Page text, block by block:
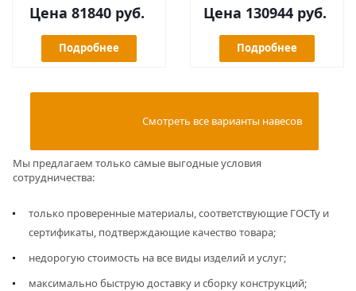
Цена 81840 руб.
Подробнее
Цена 130944 руб.
Подробнее
Мы предлагаем только самые выгодные условия
сотрудничества:
только проверенные материалы, соответствующие ГОСТу и
сертификаты, подтверждающие качество товара;
недорогую стоимость на все виды изделий и услуг;
максимально быструю доставку и сборку конструкций;